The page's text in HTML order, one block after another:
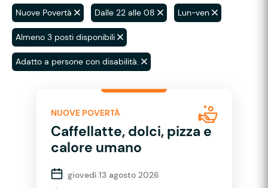
Nuove Povertà Dalle 22 alle 08 Lun-ven
Almeno 3 posti disponibili
Adatto a persone con disabilità.
NUOVE POVERTÀ
Caffellatte, dolci, pizza e
calore umano
giovedì 13 agosto 2026